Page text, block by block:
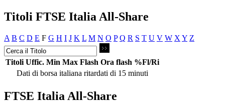
Titoli FTSE Italia All-Share
A B C D E F G H I J K L M N O P Q R S T U V W X Y Z
Titoli Uffic. Min Max Flash Ora flash %Fl/Ri
Dati di borsa italiana ritardati di 15 minuti
FTSE Italia All-Share